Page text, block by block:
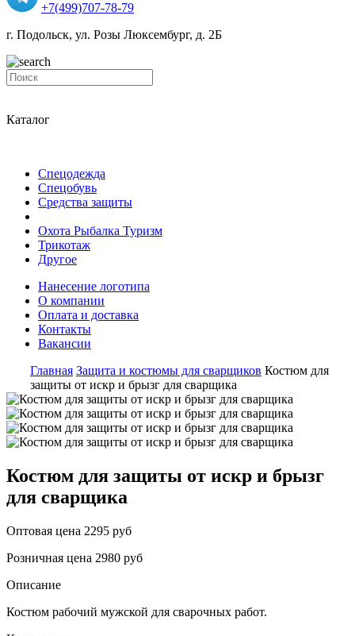
+7(499)707-78-79
г. Подольск, ул. Розы Люксембург, д. 2Б
Каталог
Спецодежда
Спецобувь
Средства защиты
Охота Рыбалка Туризм
Трикотаж
Другое
Нанесение логотипа
О компании
Оплата и доставка
Контакты
Вакансии
Главная Защита и костюмы для сварщиков Костюм для
защиты от искр и брызг для сварщика
Костюм для защиты от искр и брызг
для сварщика
Оптовая цена 2295 руб
Розничная цена 2980 руб
Описание
Костюм рабочий мужской для сварочных работ.